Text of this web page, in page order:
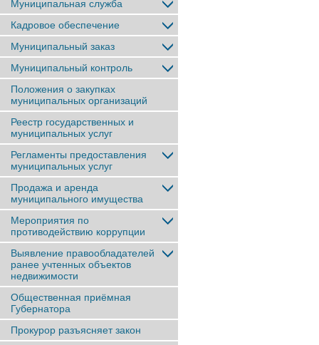
Муниципальная служба
Кадровое обеспечение
Муниципальный заказ
Муниципальный контроль
Положения о закупках
муниципальных организаций
Реестр государственных и
муниципальных услуг
Регламенты предоставления
муниципальных услуг
Продажа и аренда
муниципального имущества
Мероприятия по
противодействию коррупции
Выявление правообладателей
ранее учтенныx объектов
недвижимости
Общественная приёмная
Губернатора
Прокурор разъясняет закон